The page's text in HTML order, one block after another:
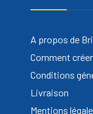
A propos de
Comment
Conditions
Livraison
Mentions